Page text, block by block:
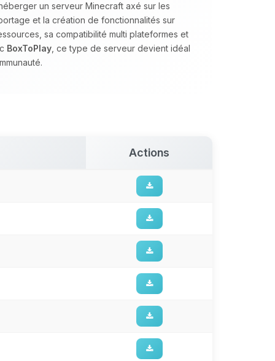
un serveur Minecraft axé sur les
et la création de fonctionnalités sur
sa compatibilité multi plateformes et
BoxToPlay , ce type de serveur devient idéal
Actions